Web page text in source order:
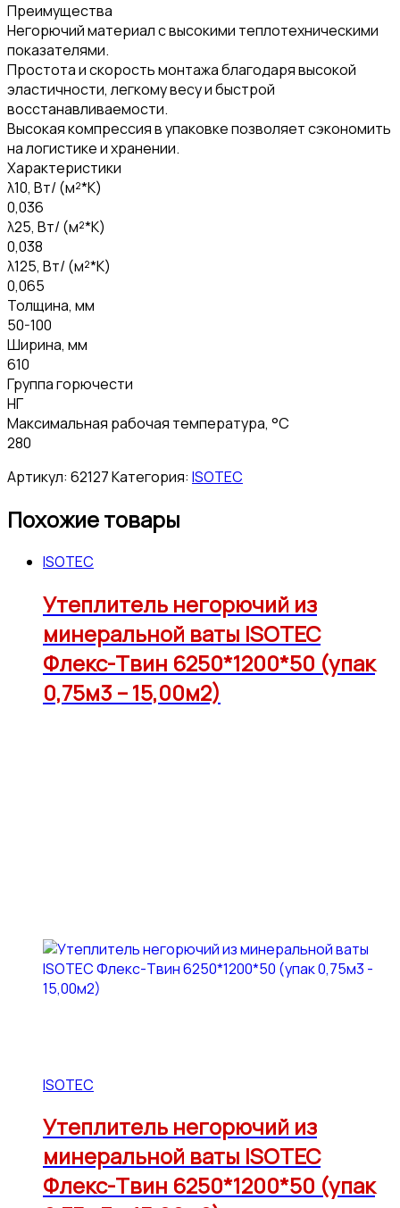
Преимущества
Негорючий материал с высокими теплотехническими
показателями.
Простота и скорость монтажа благодаря высокой
эластичности, легкому весу и быстрой
восстанавливаемости.
Высокая компрессия в упаковке позволяет сэкономить
на логистике и хранении.
Характеристики
λ10, Вт/ (м²*К)
0,036
λ25, Вт/ (м²*К)
0,038
λ125, Вт/ (м²*К)
0,065
Толщина, мм
50-100
Ширина, мм
610
Группа горючести
НГ
Максимальная рабочая температура, °C
280
Артикул: 62127Категория: ISOTEC
Похожие товары
ISOTEC
Утеплитель негорючий из
минеральной ваты ISOTEC
Флекс-Твин 6250*1200*50 (упак
0,75м3 – 15,00м2)
ISOTEC
Утеплитель негорючий из
минеральной ваты ISOTEC
Флекс-Твин 6250*1200*50 (упак